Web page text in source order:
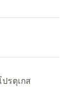
รตุเกส